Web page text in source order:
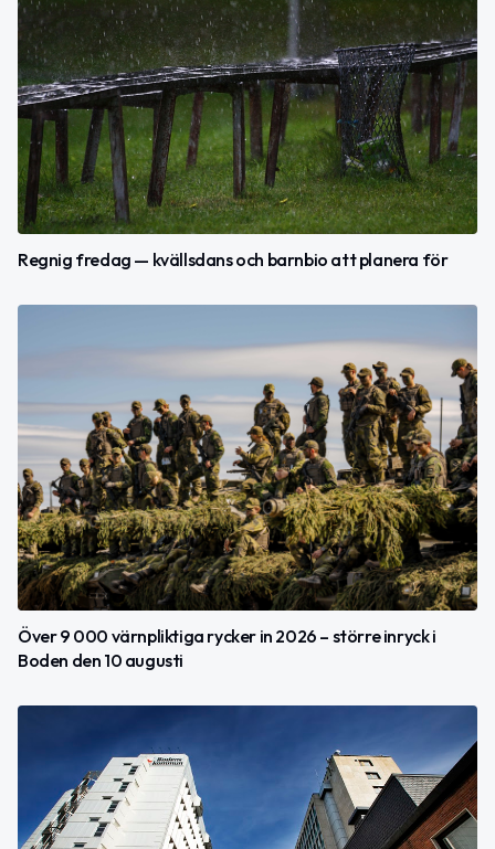
Regnig fredag — kvällsdans och barnbio att planera för
Över 9 000 värnpliktiga rycker in 2026 – större inryck i
Boden den 10 augusti